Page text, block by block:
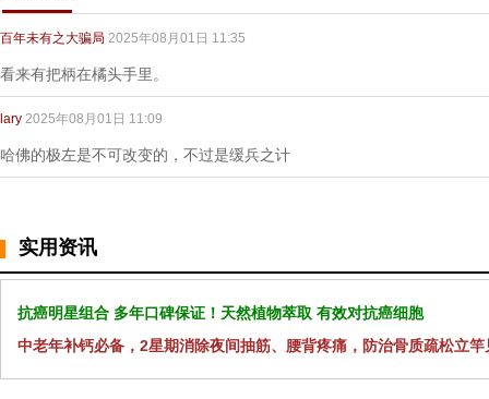
百年未有之大骗局 2025年08月01日 11:35
看来有把柄在橘头手里。
lary 2025年08月01日 11:09
哈佛的极左是不可改变的，不过是缓兵之计
实用资讯
抗癌明星组合 多年口碑保证！天然植物萃取 有效对抗癌细胞
中老年补钙必备，2星期消除夜间抽筋、腰背疼痛，防治骨质疏松立竿